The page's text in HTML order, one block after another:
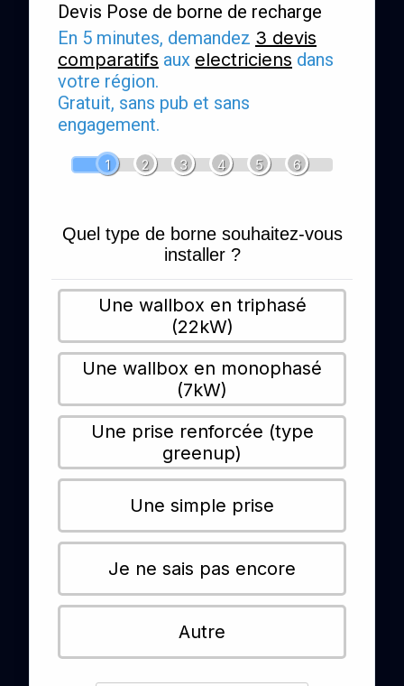
Devis Pose de borne de recharge
En 5 minutes, demandez 3 devis
comparatifs aux electriciens dans
votre région.
Gratuit, sans pub et sans
engagement.
1 2 3 4 5 6
Quel type de borne souhaitez-vous
installer ?
Une wallbox en triphasé
(22kW)
Une wallbox en monophasé
(7kW)
Une prise renforcée (type
greenup)
Une simple prise
Je ne sais pas encore
Autre